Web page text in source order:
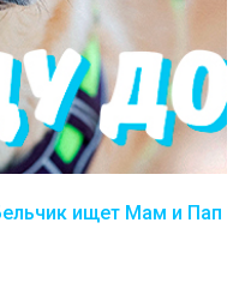
ищет Мам и Пап